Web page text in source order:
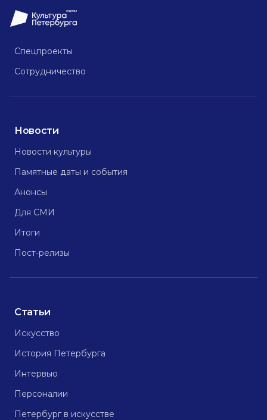
Спецпроекты
Сотрудничество
Новости
Новости культуры
Памятные даты и события
Анонсы
Для СМИ
Итоги
Пост-релизы
Статьи
Искусство
История Петербурга
Интервью
Персоналии
Петербург в искусстве